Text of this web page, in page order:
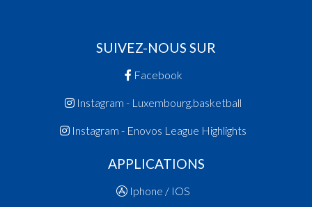
SUIVEZ-NOUS SUR
Facebook
Instagram - Luxembourg.basketball
Instagram - Enovos League Highlights
APPLICATIONS
Iphone / IOS